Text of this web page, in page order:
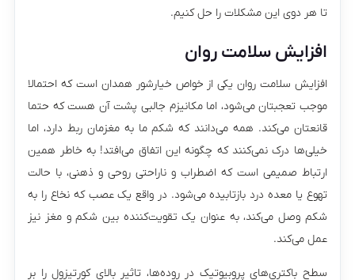
تا هر دوی این مشکلات را حل کنیم.
افزایش سلامت روان
افزایش سلامت روان یکی از خواص خیارشور همدان است که احتمالا
موجب تعجبتان می‌شود، اما مکانیزم جالبی پشت آن هست که حتما
قانعتان می‌کند. همه می‌دانند که شکم ما به مغزمان ربط دارد، اما
خیلی‌ها درک نمی‌کنند که چگونه این اتفاق می‌افتد! به خاطر همین
ارتباط صمیمی است که اضطراب و ناراحتی روحی و ذهنی، با حالت
تهوع یا معده درد بازتابیده می‌شود. در واقع یک عصب که نخاع را به
شکم وصل می‌کند، به عنوان یک تقویت‌کننده بین شکم و مغز نیز
عمل می‌کند.
سطح باکتری‌های پروبیوتیک در روده‌ها، تاثیر بالای کورتیزول را بر